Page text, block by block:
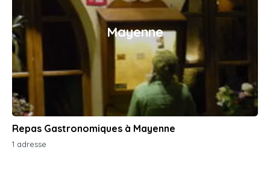
Mayenne
Repas Gastronomiques à Mayenne
1 adresse